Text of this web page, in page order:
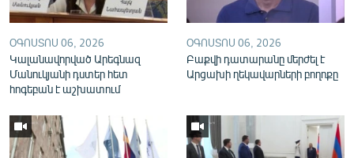
English
Русский
ՀԵՏԵՎԵՔ ՄԵԶ
ՕԳՈՍՏՈՍ 06, 2026
Կալանավորված Արեգնազ
Մանուկյանի դստեր հետ
հոգեբան է աշխատում
ՕԳՈՍՏՈՍ 06, 2026
Բաքվի դատարանը մերժել է
Արցախի ղեկավարների բողոքը